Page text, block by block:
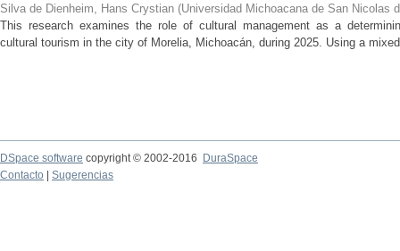
Silva de Dienheim, Hans Crystian (Universidad Michoacana de San Nicolas
This research examines the role of cultural management as a
cultural tourism in the city of Morelia, Michoacán, during 2025. Using a
DSpace software copyright © 2002-2016
DuraSpace
Contacto
Sugerencias